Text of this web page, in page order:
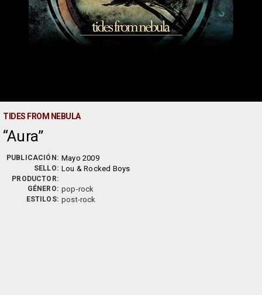
TIDES FROM NEBULA
Aura
PUBLICACIÓN: Mayo 2009
SELLO: Lou & Rocked Boys
PRODUCTOR:
GÉNERO: pop-rock
ESTILOS: post-rock